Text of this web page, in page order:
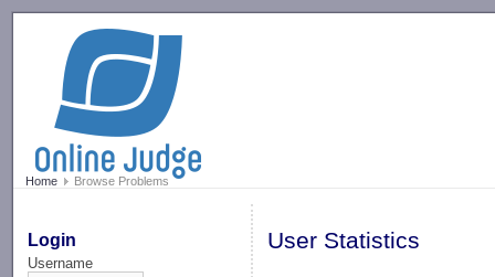
Home Browse Problems
Login
Username
User Statistics